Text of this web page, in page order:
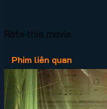
Rate this movie
Phim liên quan